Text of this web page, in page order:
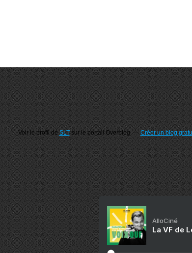
Voir le profil deSLTsur le portail Overblog Créer un blog
AlloCiné
La VF de